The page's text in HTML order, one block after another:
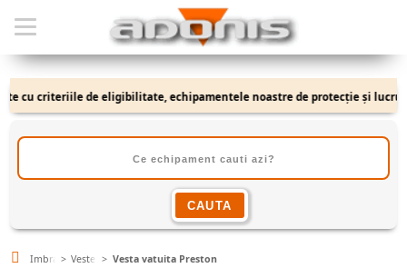
criteriile de eligibilitate, echipamentele noastre de protecție și lucru se
Imbracaminte
Veste Vesta vatuita Preston